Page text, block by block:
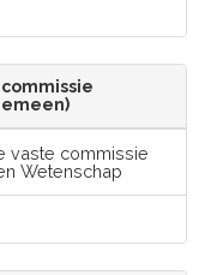
commissie
vaste commissie
Wetenschap